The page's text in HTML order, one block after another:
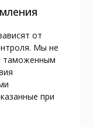
от
Мы не
таможенным
при